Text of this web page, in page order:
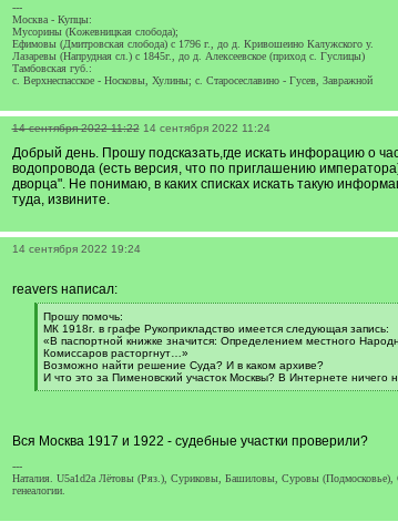
---
Москва - Купцы:
Мусорины (Кожевницкая слобода);
Ефимовы (Дмитровская слобода) с 1796 г., до д. Кривошеино Калужского у.
Лазаревы (Напрудная сл.) с 1845г., до д. Алексеевское (приход с. Гуслицы)
Тамбовская губ.:
с. Верхнеспасское - Носковы, Хулины; с. Старосеславино - Гусев, Завражной
14 сентября 2022 11:22 14 сентября 2022 11:24
Добрый день. Прошу подсказать,где искать инфорацию о
водопровода (есть версия, что по приглашению
дворца". Не понимаю, в каких списках искать такую
туда, извините.
14 сентября 2022 19:24
reavers написал:
[
q
]
Прошу помочь:
МК 1918г. в графе Рукоприкладство имеется следующая запись:
«В паспортной книжке значится: Определением местного
Комиссаров расторгнут…»
Возможно найти решение Суда? И в каком архиве?
И что это за Пименовский участок Москвы? В Интернете ничего
[
Вся Москва 1917 и 1922 - судебные участки проверили?
---
Наталия. U5a1d2a Лётовы (Ряз.), Суриковы, Башиловы, Суровы
генеалогии.